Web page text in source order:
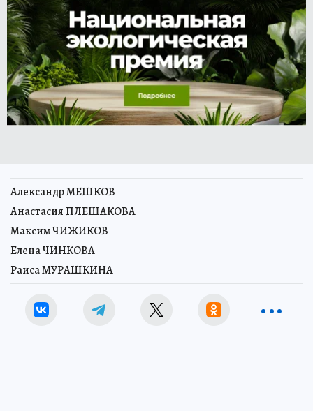
Александр МЕШКОВ
Анастасия ПЛЕШАКОВА
Максим ЧИЖИКОВ
Елена ЧИНКОВА
Раиса МУРАШКИНА